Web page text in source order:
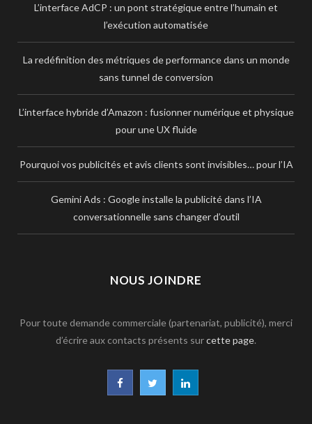
L’interface AdCP : un pont stratégique entre l’humain et
l’exécution automatisée
La redéfinition des métriques de performance dans un monde
sans tunnel de conversion
L’interface hybride d’Amazon : fusionner numérique et physique
pour une UX fluide
Pourquoi vos publicités et avis clients sont invisibles… pour l’IA
Gemini Ads : Google installe la publicité dans l’IA
conversationnelle sans changer d’outil
NOUS JOINDRE
Pour toute demande commerciale (partenariat, publicité), merci
d’écrire aux contacts présents surcette page.
F L